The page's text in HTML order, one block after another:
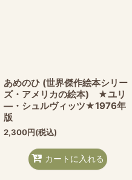
あめのひ (世界傑作絵本シリー
ズ・アメリカの絵本) ★ユリ
―・シュルヴィッツ★1976年
版
2,300円(税込)
カートに入れる